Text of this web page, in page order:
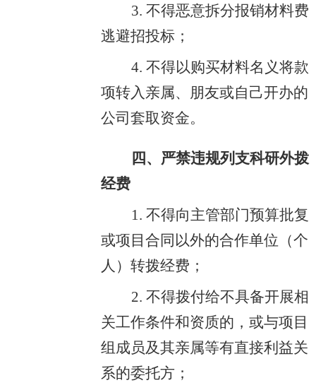
3. 不得恶意拆分报销材料费
逃避招投标；
4. 不得以购买材料名义将款
项转入亲属、朋友或自己开办的
公司套取资金。
四、严禁违规列支科研外拨
经费
1. 不得向主管部门预算批复
或项目合同以外的合作单位（个
人）转拨经费；
2. 不得拨付给不具备开展相
关工作条件和资质的，或与项目
组成员及其亲属等有直接利益关
系的委托方；